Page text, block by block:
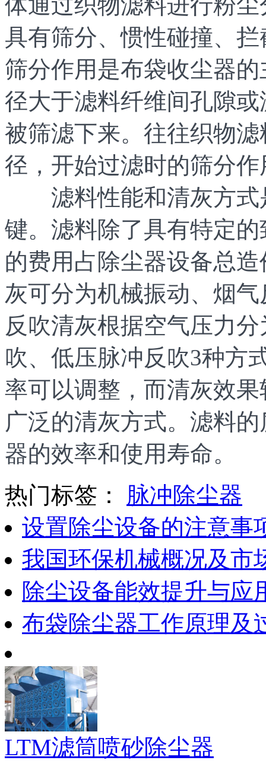
体通过织物滤料进行粉
具有筛分、惯性碰撞、
筛分作用是布袋收尘器
径大于滤料纤维间孔隙
被筛滤下来。往往织物
径，开始过滤时的筛分作
滤料性能和清灰方式
键。滤料除了具有特定
的费用占除尘器设备总
灰可分为机械振动、烟
反吹清灰根据空气压力
吹、低压脉冲反吹3种方
率可以调整，而清灰效
广泛的清灰方式。滤料
器的效率和使用寿命。
热门标签： 脉冲除尘器
设置除尘设备的注意事
我国环保机械概况及市
除尘设备能效提升与应
布袋除尘器工作原理及
LTM滤筒喷砂除尘器